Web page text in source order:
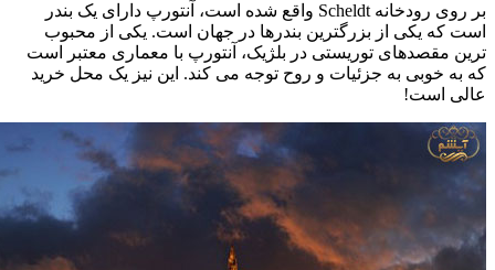
بر روی رودخانه Scheldt واقع شده است، آنتورپ دارای یک بندر
است که یکی از بزرگترین بندرها در جهان است. یکی از محبوب
ترین مقصدهای توریستی در بلژیک، آنتورپ با معماری معتبر است
که به خوبی به جزئیات و روح توجه می کند. این نیز یک محل خرید
عالی است!